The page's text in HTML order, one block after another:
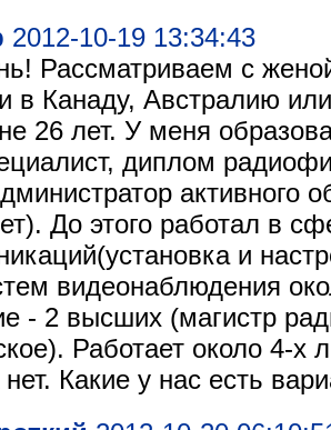
2012-10-19 13:34:43
Рассматриваем с
в Канаду, Австралию
26 лет. У меня
диплом
активного
До этого работал в
и
видеонаблюдения
- 2 высших (магистр
Работает около 4-х
Какие у нас есть